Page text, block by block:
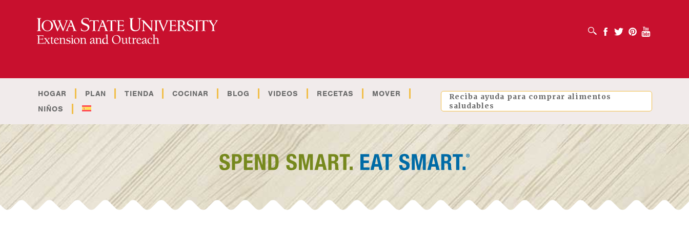
ABRIR CUADRO DE BÚSQUEDA
Facebook
Twitter PinterestYoutube
HOGAR PLAN TIENDA COCINAR BLOG VIDEOS RECETAS
MOVER
NIÑOS
Reciba ayuda para comprar alimentos
saludables